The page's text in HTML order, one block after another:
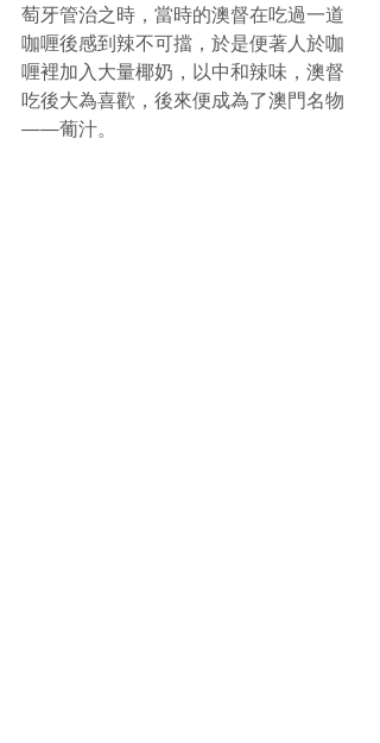
萄牙管治之時，當時的澳督在吃過一道
咖喱後感到辣不可擋，於是便著人於咖
喱裡加入大量椰奶，以中和辣味，澳督
吃後大為喜歡，後來便成為了澳門名物
——葡汁。